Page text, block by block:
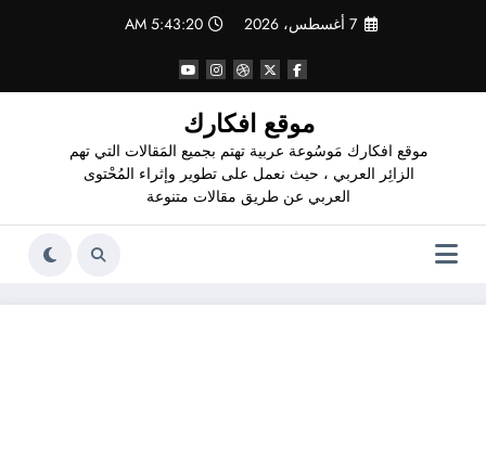
7 أغسطس، 2026 5:43:22 AM
موقع افكارك
موقع افكارك مَوسُوعة عربية تهتم بجميع المَقالات التي تهم
الزائِر العربي ، حيث نعمل على تطوير وإثراء المُحْتوى
العربي عن طريق مقالات متنوعة